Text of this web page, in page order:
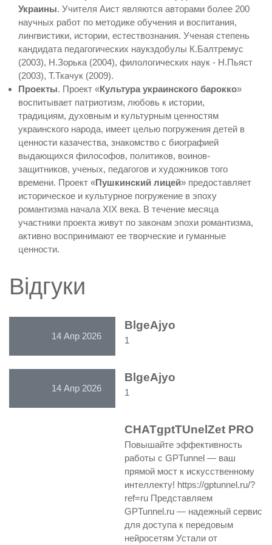
Украины. Учителя Аист являются авторами более 200
научных работ по методике обучения и воспитания,
лингвистики, истории, естествознания. Ученая степень
кандидата педагогических наукздобулы К.Балтремус
(2003), Н.Зорька (2004), филологических наук - Н.Пьяст
(2003), Т.Ткачук (2009).
Проекты. Проект «Культура украинского барокко»
воспитывает патриотизм, любовь к истории,
традициям, духовным и культурным ценностям
украинского народа, имеет целью погружения детей в
ценности казачества, знакомство с биографией
выдающихся философов, политиков, воинов-
защитников, ученых, педагогов и художников того
времени. Проект «Пушкинский лицей» предоставляет
историческое и культурное погружение в эпоху
романтизма начала XIX века. В течение месяца
участники проекта живут по законам эпохи романтизма,
активно воспринимают ее творческие и гуманные
ценности.
Відгуки
14 Апр 2026
BlgeAjyo
1
14 Апр 2026
BlgeAjyo
1
CHATgptTUnelZet PRO
Повышайте эффективность
работы с GPTunnel — ваш
прямой мост к искусственному
интеллекту! https://gptunnel.ru/?
ref=ru Представляем
GPTunnel.ru — надежный сервис
для доступа к передовым
нейросетям Устали от